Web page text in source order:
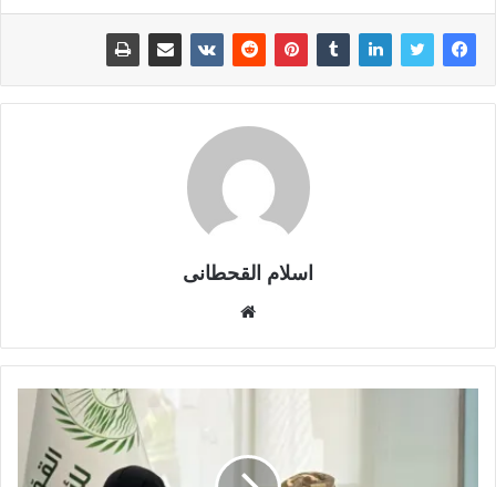
اسلام القحطانى
ق
ع